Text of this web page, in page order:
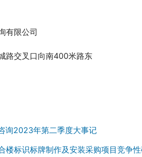
有限公司
路交叉口向南400米路东
询2023年第二季度大事记
楼标识标牌制作及安装采购项目竞争